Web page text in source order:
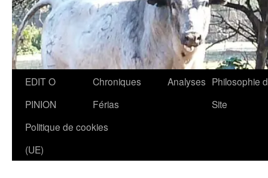
Aller
contenu
EDIT O
PINION
Chroniques
Férias
Analyses Philosophie
Site
Politique de cookies
(UE)